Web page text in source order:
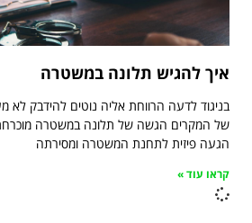
איך להגיש תלונה במשטרה
בניגוד לדעה הרווחת אליה נוטים להידבק לא
של המקרים הגשה של תלונה במשטרה
הגעה פיזית לתחנת המשטרה ומסירתה
קראו עוד »